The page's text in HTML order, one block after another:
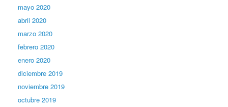
mayo 2020
abril 2020
marzo 2020
febrero 2020
enero 2020
diciembre 2019
noviembre 2019
octubre 2019